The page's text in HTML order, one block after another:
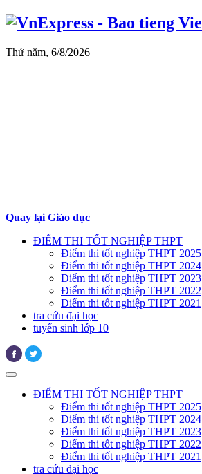
Thứ năm, 6/8/2026
Quay lại Giáo dục
ĐIỂM THI TỐT NGHIỆP THPT
Điểm thi tốt nghiệp THPT 2025
Điểm thi tốt nghiệp THPT 2024
Điểm thi tốt nghiệp THPT 2023
Điểm thi tốt nghiệp THPT 2022
Điểm thi tốt nghiệp THPT 2021
tra cứu đại học
tuyển sinh lớp 10
ĐIỂM THI TỐT NGHIỆP THPT
Điểm thi tốt nghiệp THPT 2025
Điểm thi tốt nghiệp THPT 2024
Điểm thi tốt nghiệp THPT 2023
Điểm thi tốt nghiệp THPT 2022
Điểm thi tốt nghiệp THPT 2021
tra cứu đại học